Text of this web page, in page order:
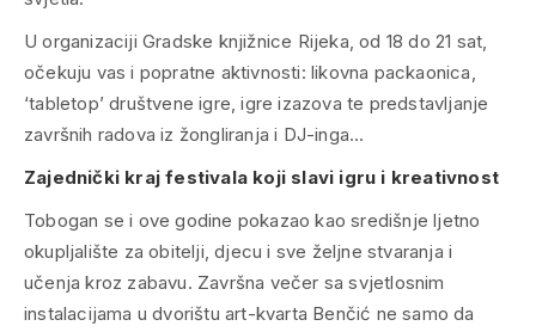
U organizaciji Gradske knjižnice Rijeka, od 18 do 21 sat,
očekuju vas i popratne aktivnosti: likovna packaonica,
‘tabletop’ društvene igre, igre izazova te predstavljanje
završnih radova iz žongliranja i DJ-inga…
Zajednički kraj festivala koji slavi igru i kreativnost
Tobogan se i ove godine pokazao kao središnje ljetno
okupljalište za obitelji, djecu i sve željne stvaranja i
učenja kroz zabavu. Završna večer sa svjetlosnim
instalacijama u dvorištu art-kvarta Benčić ne samo da